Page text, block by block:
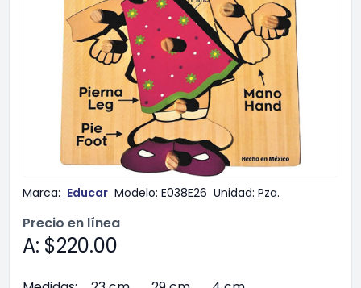
Marca: Educar Modelo: E038E26 Unidad: Pza.
Precio en línea
A: $220.00